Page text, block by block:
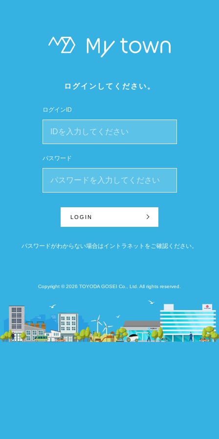
ログインしてください。
ログインID
パスワード
パスワードがわからない場合はイントラネットをご確認ください。
Copyright © 2026 TOYODA GOSEI Co., Ltd. All rights reserved.